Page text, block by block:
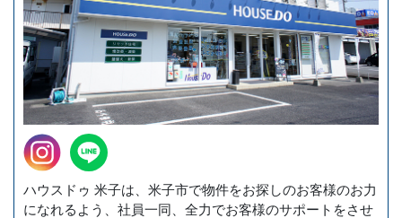
ハウスドゥ 米子は、米子市で物件をお探しのお客様のお力
になれるよう、社員一同、全力でお客様のサポートをさせ